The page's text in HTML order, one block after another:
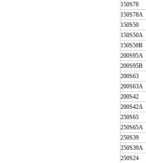
150S78
150S78A
150S50
150S50A
150S50B
200S95A
200S95B
200S63
200S63A
200S42
200S42A
250S65
250S65A
250S39
250S39A
250S24